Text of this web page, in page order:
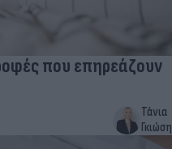
που επηρεάζουν
Τάνια
Γκιώση